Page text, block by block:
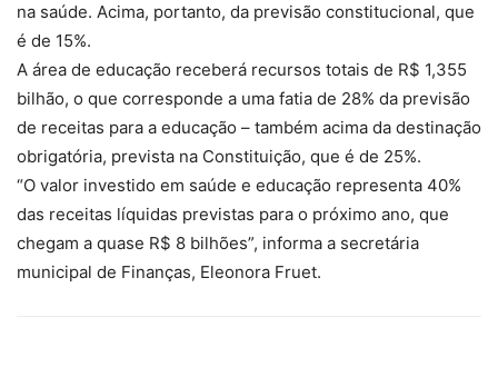
na saúde. Acima, portanto, da previsão constitucional, que
é de 15%.
A área de educação receberá recursos totais de R$ 1,355
bilhão, o que corresponde a uma fatia de 28% da previsão
de receitas para a educação – também acima da destinação
obrigatória, prevista na Constituição, que é de 25%.
“O valor investido em saúde e educação representa 40%
das receitas líquidas previstas para o próximo ano, que
chegam a quase R$ 8 bilhões”, informa a secretária
municipal de Finanças, Eleonora Fruet.